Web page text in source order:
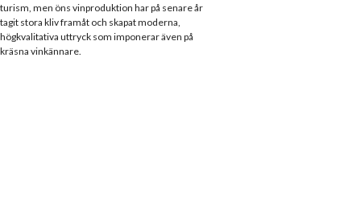
turism, men öns vinproduktion har på senare år
tagit stora kliv framåt och skapat moderna,
högkvalitativa uttryck som imponerar även på
kräsna vinkännare.